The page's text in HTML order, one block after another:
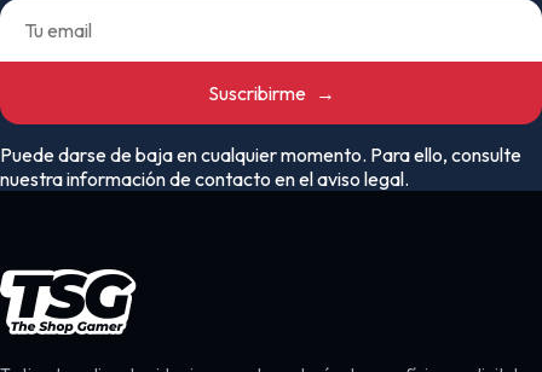
Suscribirme →
Puede darse de baja en cualquier momento. Para ello, consulte
nuestra información de contacto en el aviso legal.